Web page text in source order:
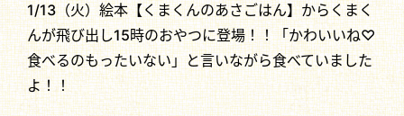
1月の手作りおやつ～くまくんケーキ～
1/13（火）絵本【くまくんのあさごはん】からくまく
んが飛び出し15時のおやつに登場！！「かわいいね♡
食べるのもったいない」と言いながら食べていました
よ！！